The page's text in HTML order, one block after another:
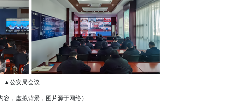
▲公安局会议
容，虚拟背景，图片源于网络）